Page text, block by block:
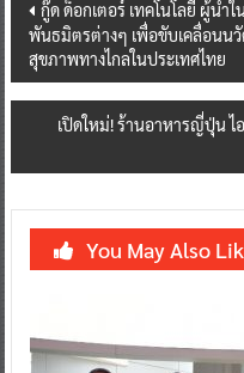
navigation
กู๊ด ด็อกเตอร์ เทคโนโลยี ผู้นำ
พันธมิตรต่างๆ เพื่อขับเคลื่อนน
สุขภาพทางไกลในประเทศไทย
เปิดใหม่! ร้านอาหารญี่ปุ่น
You May Also